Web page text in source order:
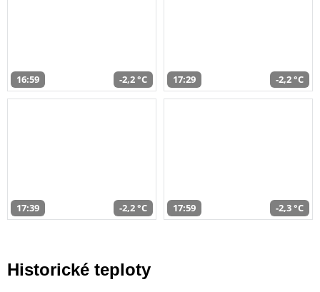
16:59 -2,2 °C 17:29 -2,2 °C
17:39 -2,2 °C 17:59 -2,3 °C
Historické teploty